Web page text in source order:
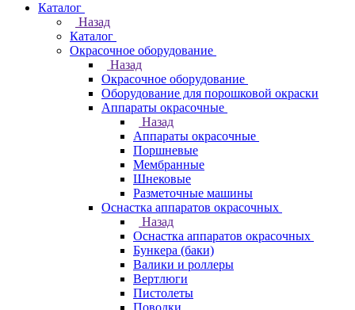
Каталог
Назад
Каталог
Окрасочное оборудование
Назад
Окрасочное оборудование
Оборудование для порошковой окраски
Аппараты окрасочные
Назад
Аппараты окрасочные
Поршневые
Мембранные
Шнековые
Разметочные машины
Оснастка аппаратов окрасочных
Назад
Оснастка аппаратов окрасочных
Бункера (баки)
Валики и роллеры
Вертлюги
Пистолеты
Поводки